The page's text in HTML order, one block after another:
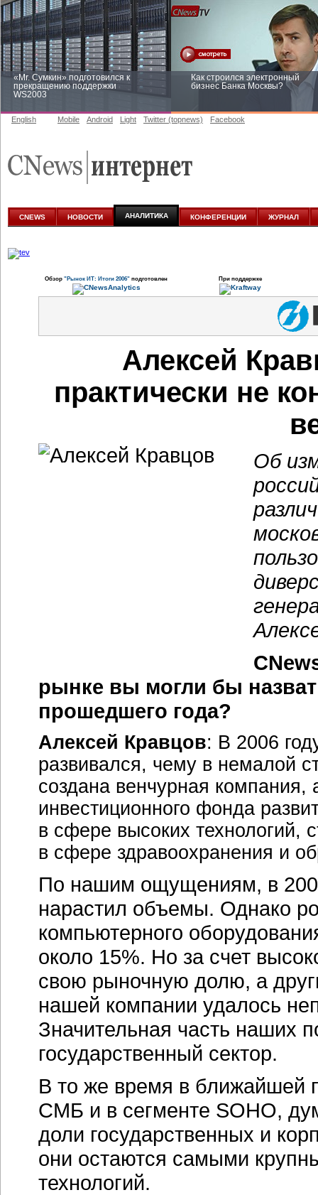
«Mr. Сумкин» подготовился к
прекращению поддержки
WS2003
Как строился электронный
бизнес Банка Москвы?
аналитике
English Mobile Android Light Twitter (topnews) Facebook
CNEWS НОВОСТИ АНАЛИТИКА КОНФЕРЕНЦИИ ЖУРНАЛ
Обзор "Рынок ИТ: Итоги 2006" подготовлен При поддержке
Алексей
практически не
Об
рынке вы могли бы
прошедшего года?
Алексей Кравцов: В 2006
развивался, чему в немалой
создана венчурная
инвестиционного фонда
в сфере высоких технологий,
в сфере здравоохранения и
По нашим ощущениям, в
нарастил объемы. Однако
компьютерного
около 15%. Но за счет
свою рыночную долю, а
нашей компании удалось
Значительная часть наших
государственный сектор.
В то же время в ближайшей
СМБ и в сегменте SOHO,
доли государственных и
они остаются самыми
технологий.